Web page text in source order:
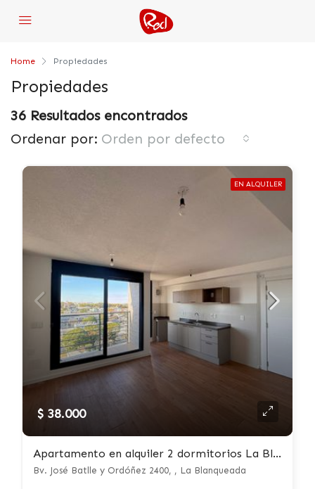
Home Propiedades
Propiedades
36 Resultados encontrados
Ordenar por: Orden por defecto
EN ALQUILER
$ 38.000
Apartamento en alquiler 2 dormitorios La Blanqueada
Bv. José Batlle y Ordóñez 2400, , La Blanqueada